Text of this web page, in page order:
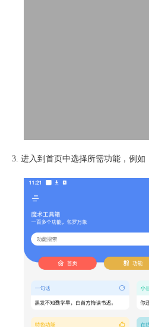
3. 进入到首页中选择所需功能，例如